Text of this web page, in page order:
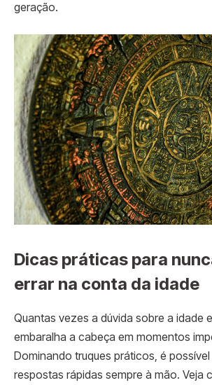
geração.
Dicas práticas para
errar na conta da idade
Quantas vezes a dúvida sobre a idade
embaralha a cabeça em momentos
Dominando truques práticos, é
respostas rápidas sempre à mão. Veja